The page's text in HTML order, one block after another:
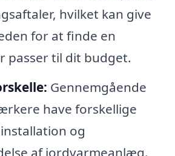
hvilket kan give
for at finde en
passer til dit budget.
Gennemgående
have forskellige
og
af jordvarmeanlæg.